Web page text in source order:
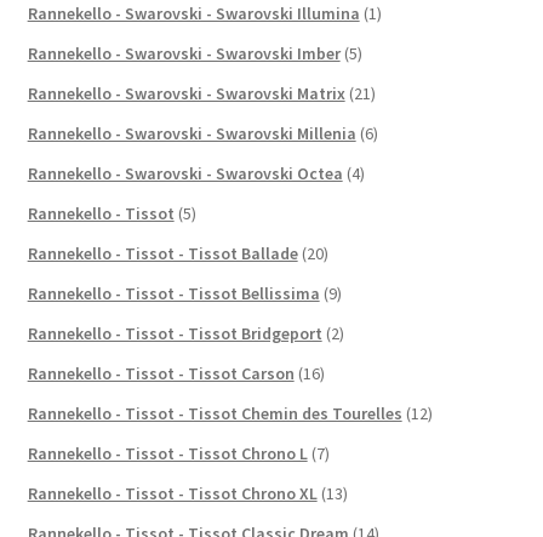
Rannekello - Swarovski - Swarovski Illumina (1)
Rannekello - Swarovski - Swarovski Imber (5)
Rannekello - Swarovski - Swarovski Matrix (21)
Rannekello - Swarovski - Swarovski Millenia (6)
Rannekello - Swarovski - Swarovski Octea (4)
Rannekello - Tissot (5)
Rannekello - Tissot - Tissot Ballade (20)
Rannekello - Tissot - Tissot Bellissima (9)
Rannekello - Tissot - Tissot Bridgeport (2)
Rannekello - Tissot - Tissot Carson (16)
Rannekello - Tissot - Tissot Chemin des Tourelles (12)
Rannekello - Tissot - Tissot Chrono L (7)
Rannekello - Tissot - Tissot Chrono XL (13)